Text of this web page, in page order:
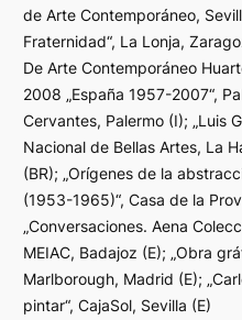
de Arte Contemporáneo,
Fraternidad“, La Lonja,
De Arte Contemporáneo
2008 „España 1957-2007“,
Cervantes, Palermo (I); „Luis
Nacional de Bellas Artes, La
(BR); „Orígenes de la
(1953-1965)“, Casa de la
„Conversaciones. Aena
MEIAC, Badajoz (E); „Obra
Marlborough, Madrid (E);
pintar“, CajaSol, Sevilla (E)